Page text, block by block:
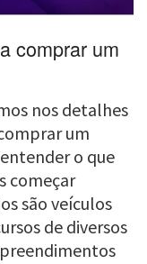
comprar um
nos detalhes
um
o que
começar
são veículos
de diversos